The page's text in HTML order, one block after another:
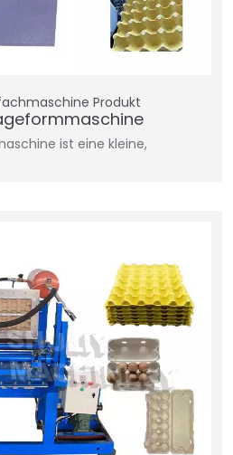
Produkt
ist eine kleine,